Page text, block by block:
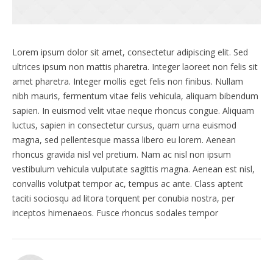
Lorem ipsum dolor sit amet, consectetur adipiscing elit. Sed
ultrices ipsum non mattis pharetra. Integer laoreet non felis sit
amet pharetra. Integer mollis eget felis non finibus. Nullam
nibh mauris, fermentum vitae felis vehicula, aliquam bibendum
sapien. In euismod velit vitae neque rhoncus congue. Aliquam
luctus, sapien in consectetur cursus, quam urna euismod
magna, sed pellentesque massa libero eu lorem. Aenean
rhoncus gravida nisl vel pretium. Nam ac nisl non ipsum
vestibulum vehicula vulputate sagittis magna. Aenean est nisl,
convallis volutpat tempor ac, tempus ac ante. Class aptent
taciti sociosqu ad litora torquent per conubia nostra, per
inceptos himenaeos. Fusce rhoncus sodales tempor